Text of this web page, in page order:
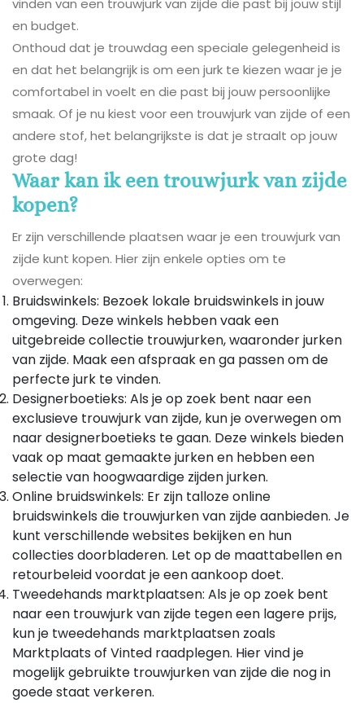
vinden van een trouwjurk van zijde die past bij jouw stijl
en budget.
Onthoud dat je trouwdag een speciale gelegenheid is
en dat het belangrijk is om een jurk te kiezen waar je je
comfortabel in voelt en die past bij jouw persoonlijke
smaak. Of je nu kiest voor een trouwjurk van zijde of een
andere stof, het belangrijkste is dat je straalt op jouw
grote dag!
Waar kan ik een trouwjurk van zijde
kopen?
Er zijn verschillende plaatsen waar je een trouwjurk van
zijde kunt kopen. Hier zijn enkele opties om te
overwegen:
Bruidswinkels: Bezoek lokale bruidswinkels in jouw
omgeving. Deze winkels hebben vaak een
uitgebreide collectie trouwjurken, waaronder jurken
van zijde. Maak een afspraak en ga passen om de
perfecte jurk te vinden.
Designerboetieks: Als je op zoek bent naar een
exclusieve trouwjurk van zijde, kun je overwegen om
naar designerboetieks te gaan. Deze winkels bieden
vaak op maat gemaakte jurken en hebben een
selectie van hoogwaardige zijden jurken.
Online bruidswinkels: Er zijn talloze online
bruidswinkels die trouwjurken van zijde aanbieden. Je
kunt verschillende websites bekijken en hun
collecties doorbladeren. Let op de maattabellen en
retourbeleid voordat je een aankoop doet.
Tweedehands marktplaatsen: Als je op zoek bent
naar een trouwjurk van zijde tegen een lagere prijs,
kun je tweedehands marktplaatsen zoals
Marktplaats of Vinted raadplegen. Hier vind je
mogelijk gebruikte trouwjurken van zijde die nog in
goede staat verkeren.